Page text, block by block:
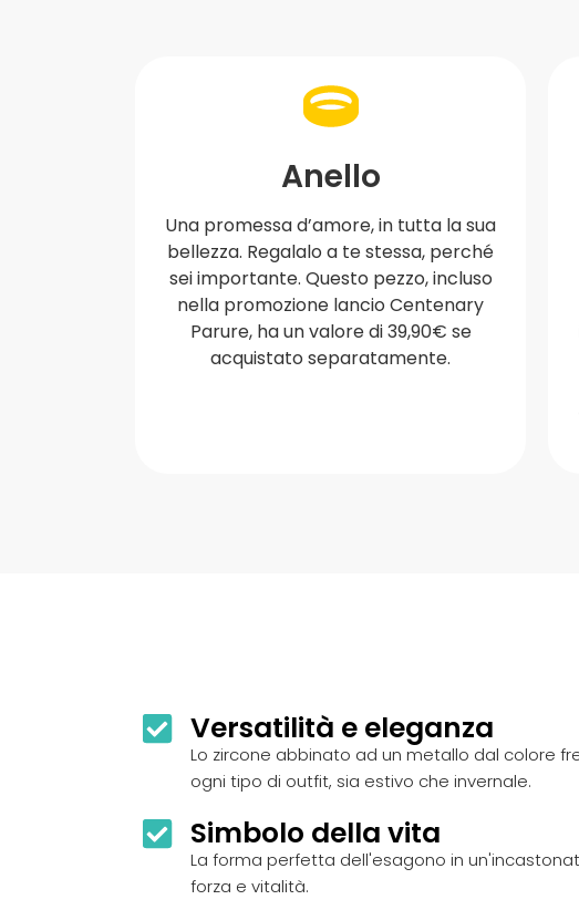
Anello
Una promessa d’amore, in tutta la sua
bellezza. Regalalo a te stessa, perché
sei importante. Questo pezzo, incluso
nella promozione lancio Centenary
Parure, ha un valore di 39,90€ se
acquistato separatamente.
Versatilità e eleganza
Lo zircone abbinato ad un metallo dal colore
ogni tipo di outfit, sia estivo che invernale.
Simbolo della vita
La forma perfetta dell'esagono in
forza e vitalità.